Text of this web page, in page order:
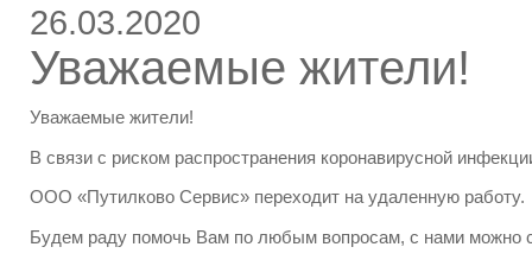
26.03.2020
Уважаемые жители!
Уважаемые жители!
В связи с риском распространения коронавирусной
ООО «Путилково Сервис» переходит на удаленную работу.
Будем раду помочь Вам по любым вопросам, с нами можно